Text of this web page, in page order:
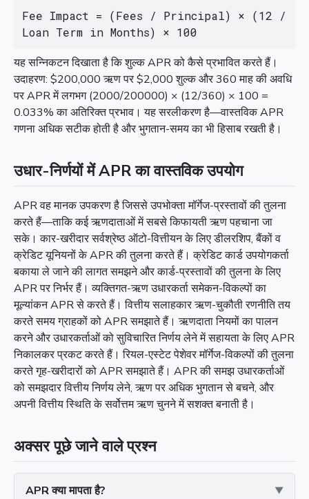
Fee Impact = (Fees / Principal) × (12 /
Loan Term in Months) × 100
यह सन्निकटन दिखाता है कि शुल्क APR को कैसे प्रभावित करते हैं।
उदाहरण: $200,000 ऋण पर $2,000 शुल्क और 360 माह की अवधि
पर APR में लगभग (2000/200000) × (12/360) × 100 =
0.033% का अतिरिक्त प्रभाव। यह सरलीकरण है—वास्तविक APR
गणना अधिक सटीक होती है और भुगतान-समय का भी हिसाब रखती है।
उधार-निर्णयों में APR का वास्तविक उपयोग
APR वह मानक उपकरण है जिससे उपभोक्ता मॉर्गेज-प्रस्तावों की तुलना
करते हैं—ताकि कई ऋणदाताओं में सबसे किफायती ऋण पहचाना जा
सके। कार-खरीदार सर्वश्रेष्ठ ऑटो-वित्तीयन के लिए डीलरशिप, बैंकों व
क्रेडिट यूनियनों के APR की तुलना करते हैं। क्रेडिट कार्ड उपयोगकर्ता
बकाया ले जाने की लागत समझने और कार्ड-प्रस्तावों की तुलना के लिए
APR पर निर्भर हैं। व्यक्तिगत-ऋण उधारकर्ता समेकन-विकल्पों का
मूल्यांकन APR से करते हैं। वित्तीय सलाहकार ऋण-चुकौती रणनीति तय
करते समय ग्राहकों को APR समझाते हैं। ऋणदाता नियमों का पालन
करने और उधारकर्ताओं को सुविचारित निर्णय लेने में सहायता के लिए APR
निकालकर प्रकट करते हैं। रियल-एस्टेट पेशेवर मॉर्गेज-विकल्पों की तुलना
करते गृह-खरीदारों को APR समझाते हैं। APR की समझ उधारकर्ताओं
को समझदार वित्तीय निर्णय लेने, ऋण पर अधिक भुगतान से बचने, और
अपनी वित्तीय स्थिति के सर्वोत्तम ऋण चुनने में सशक्त बनाती है।
अक्सर पूछे जाने वाले प्रश्न
APR क्या मापता है?